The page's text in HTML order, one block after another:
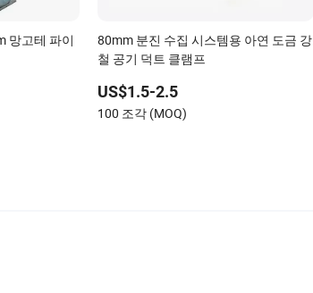
망고테 파이
80mm 분진 수집 시스템용 아연 도금 강
철 공기 덕트 클램프
US$1.5-2.5
100 조각 (MOQ)